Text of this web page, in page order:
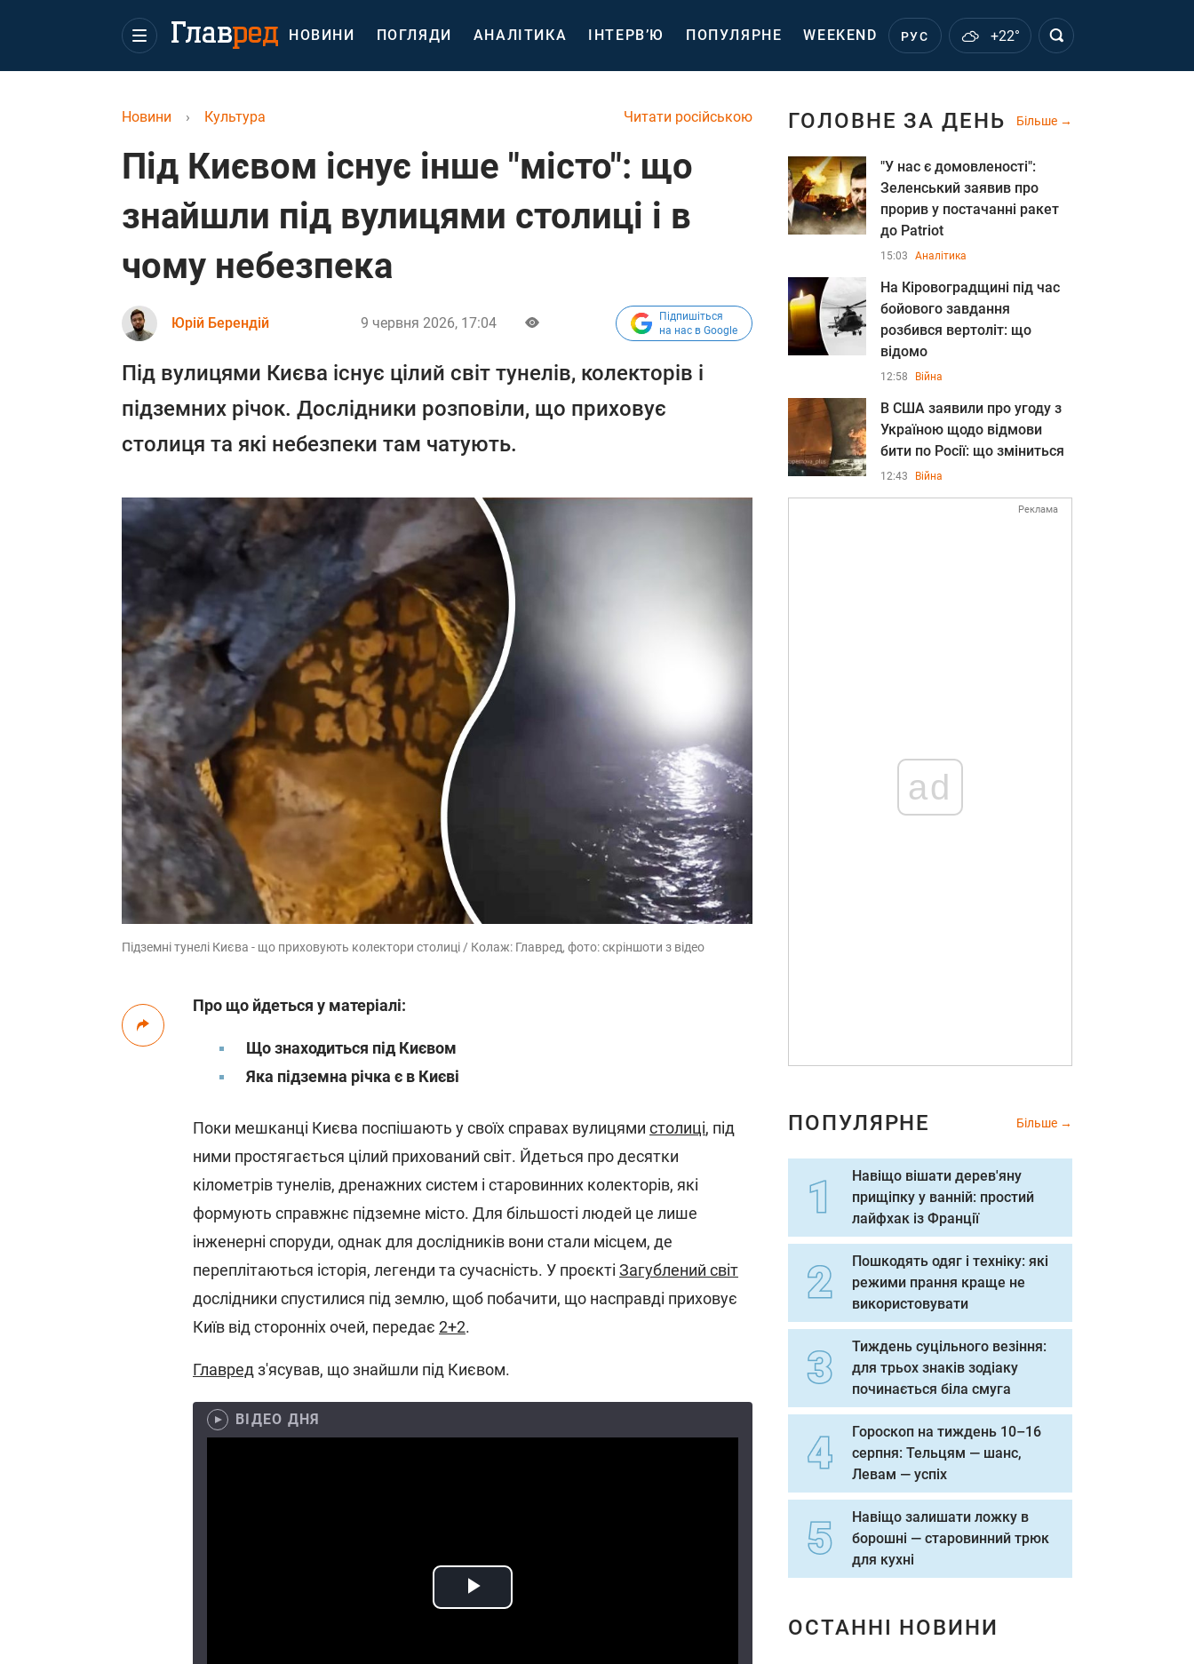
НОВИНИ ПОГЛЯДИ АНАЛІТИКА ІНТЕРВ’Ю ПОПУЛЯРНЕ WEEKEND РУС +22°
Читати російською
Новини › Культура
Під Києвом існує інше "місто": що
знайшли під вулицями столиці і в
чому небезпека
Юрій Берендій 9 червня 2026, 17:04
Підпишіться
на нас в Google
Під вулицями Києва існує цілий світ тунелів, колекторів і
підземних річок. Дослідники розповіли, що приховує
столиця та які небезпеки там чатують.
Підземні тунелі Києва - що приховують колектори столиці / Колаж: Главред, фото: скріншоти з відео
Про що йдеться у матеріалі:
Що знаходиться під Києвом
Яка підземна річка є в Києві
Поки мешканці Києва поспішають у своїх справах вулицями столиці, під
ними простягається цілий прихований світ. Йдеться про десятки
кілометрів тунелів, дренажних систем і старовинних колекторів, які
формують справжнє підземне місто. Для більшості людей це лише
інженерні споруди, однак для дослідників вони стали місцем, де
переплітаються історія, легенди та сучасність. У проєкті Загублений світ
дослідники спустилися під землю, щоб побачити, що насправді приховує
Київ від сторонніх очей, передає 2+2.
Главред з'ясував, що знайшли під Києвом.
ВІДЕО ДНЯ
ГОЛОВНЕ ЗА ДЕНЬ Більше
"У нас є домовленості":
Зеленський заявив про
прорив у постачанні ракет
до Patriot
15:03 Аналітика
На Кіровоградщині під час
бойового завдання
розбився вертоліт: що
відомо
12:58 Війна
В США заявили про угоду з
Україною щодо відмови
бити по Росії: що зміниться
12:43 Війна
Реклама
ad
ПОПУЛЯРНЕ Більше
Навіщо вішати дерев'яну
прищіпку у ванній: простий
лайфхак із Франції
Пошкодять одяг і техніку: які
режими прання краще не
використовувати
Тиждень суцільного везіння:
для трьох знаків зодіаку
починається біла смуга
Гороскоп на тиждень 10–16
серпня: Тельцям — шанс,
Левам — успіх
Навіщо залишати ложку в
борошні — старовинний трюк
для кухні
ОСТАННІ НОВИНИ